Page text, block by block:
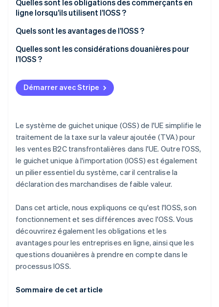
Qu’est-ce que la valeur matérielle ?
Quelles sont les obligations des commerçants en
ligne lorsqu’ils utilisent l’IOSS ?
Quels sont les avantages de l’IOSS ?
Avantages pour les entreprises
Avantages pour les autorités fiscales
Quelles sont les considérations douanières pour
l’IOSS ?
Démarrer avec Stripe
Le système de guichet unique (OSS) de l'UE simplifie le
traitement de la taxe sur la valeur ajoutée (TVA) pour
les ventes B2C transfrontalières dans l'UE. Outre l'OSS,
le guichet unique à l'importation (IOSS) est également
un pilier essentiel du système, car il centralise la
déclaration des marchandises de faible valeur.
Dans cet article, nous expliquons ce qu'est l'IOSS, son
fonctionnement et ses différences avec l'OSS. Vous
découvrirez également les obligations et les
avantages pour les entreprises en ligne, ainsi que les
questions douanières à prendre en compte dans le
processus IOSS.
Sommaire de cet article